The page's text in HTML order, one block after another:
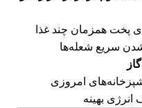
پخت همزمان چند غذا
سریع شعله‌ها
امروزی
انرژی بهینه